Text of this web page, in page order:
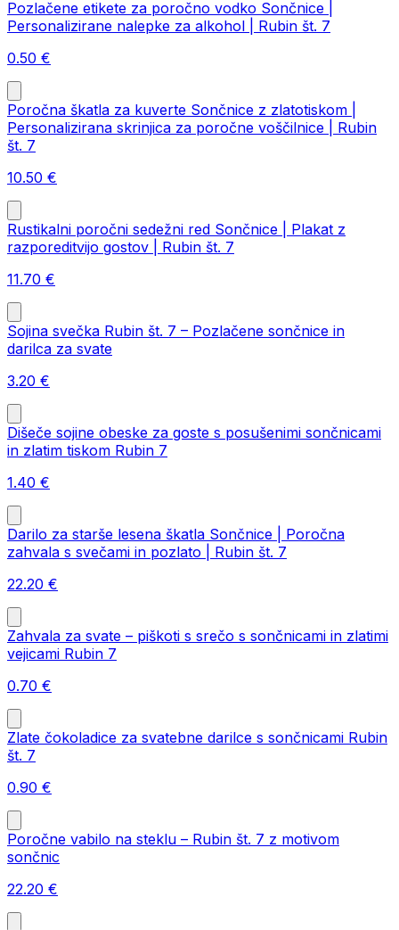
Pozlačene etikete za poročno vodko Sončnice |
Personalizirane nalepke za alkohol | Rubin št. 7
0.50 €
Poročna škatla za kuverte Sončnice z zlatotiskom |
Personalizirana skrinjica za poročne voščilnice | Rubin
št. 7
10.50 €
Rustikalni poročni sedežni red Sončnice | Plakat z
razporeditvijo gostov | Rubin št. 7
11.70 €
Sojina svečka Rubin št. 7 – Pozlačene sončnice in
darilca za svate
3.20 €
Dišeče sojine obeske za goste s posušenimi sončnicami
in zlatim tiskom Rubin 7
1.40 €
Darilo za starše lesena škatla Sončnice | Poročna
zahvala s svečami in pozlato | Rubin št. 7
22.20 €
Zahvala za svate – piškoti s srečo s sončnicami in zlatimi
vejicami Rubin 7
0.70 €
Zlate čokoladice za svatebne darilce s sončnicami Rubin
št. 7
0.90 €
Poročne vabilo na steklu – Rubin št. 7 z motivom
sončnic
22.20 €